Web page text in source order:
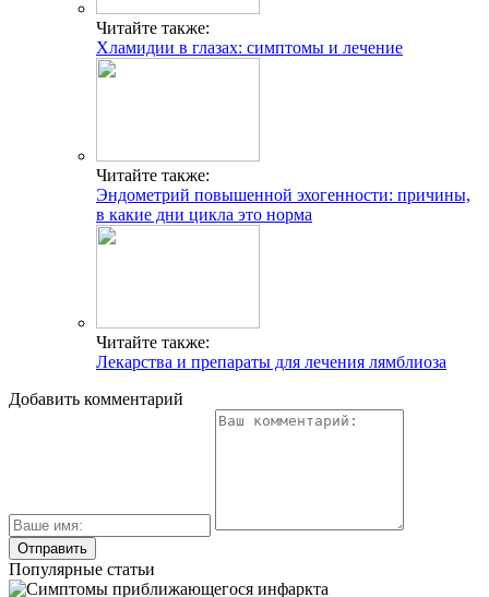
Читайте также:
Хламидии в глазах: симптомы и лечение
Читайте также:
Эндометрий повышенной эхогенности: причины,
в какие дни цикла это норма
Читайте также:
Лекарства и препараты для лечения лямблиоза
Добавить комментарий
Популярные статьи